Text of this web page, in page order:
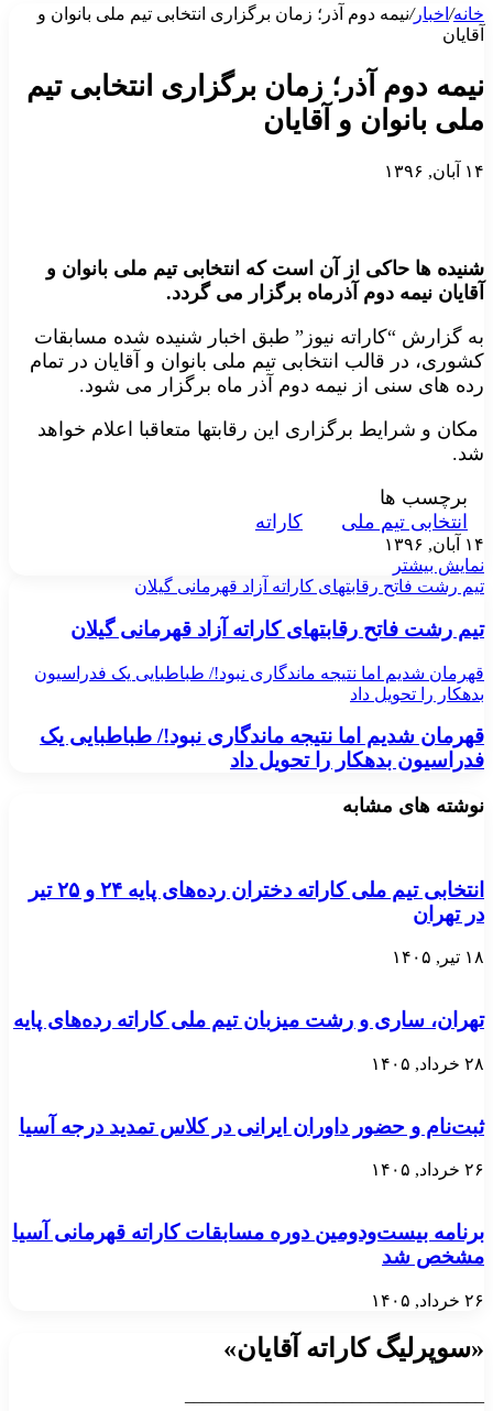
خانه/ اخبار/نیمه دوم آذر؛ زمان برگزاری انتخابی تیم ملی بانوان و
آقایان
نیمه دوم آذر؛ زمان برگزاری انتخابی تیم
ملی بانوان و آقایان
۱۴ آبان, ۱۳۹۶
شنیده ها حاکی از آن است که انتخابی تیم ملی بانوان و
آقایان نیمه دوم آذرماه برگزار می گردد.
به گزارش “کاراته نیوز” طبق اخبار شنیده شده مسابقات
کشوری، در قالب انتخابی تیم ملی بانوان و آقایان در تمام
رده های سنی از نیمه دوم آذر ماه برگزار می شود.
مکان و شرایط برگزاری این رقابتها متعاقبا اعلام خواهد
شد.
برچسب ها
انتخابی تیم ملی
کاراته
۱۴ آبان, ۱۳۹۶
نمایش بیشتر
تیم رشت فاتح رقابتهای کاراته آزاد قهرمانی گیلان
تیم رشت فاتح رقابتهای کاراته آزاد قهرمانی گیلان
قهرمان شدیم اما نتیجه ماندگاری نبود!/ طباطبایی یک فدراسیون
بدهکار را تحویل داد
قهرمان شدیم اما نتیجه ماندگاری نبود!/ طباطبایی یک
فدراسیون بدهکار را تحویل داد
نوشته های مشابه
انتخابی تیم ملی کاراته دختران رده‌های پایه ۲۴ و ۲۵ تیر
در تهران
۱۸ تیر, ۱۴۰۵
تهران، ساری و رشت میزبان تیم ملی کاراته رده‌های پایه
۲۸ خرداد, ۱۴۰۵
ثبت‌نام و حضور داوران ایرانی در کلاس تمدید درجه آسیا
۲۶ خرداد, ۱۴۰۵
برنامه بیست‌ودومین دوره مسابقات کاراته قهرمانی آسیا
مشخص شد
۲۶ خرداد, ۱۴۰۵
«سوپرلیگ کاراته آقایان»